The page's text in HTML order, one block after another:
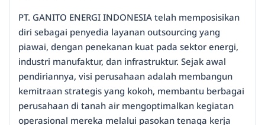
PT. GANITO ENERGI INDONESIA telah memposisikan
diri sebagai penyedia layanan outsourcing yang
piawai, dengan penekanan kuat pada sektor energi,
industri manufaktur, dan infrastruktur. Sejak awal
pendiriannya, visi perusahaan adalah membangun
kemitraan strategis yang kokoh, membantu berbagai
perusahaan di tanah air mengoptimalkan kegiatan
operasional mereka melalui pasokan tenaga kerja